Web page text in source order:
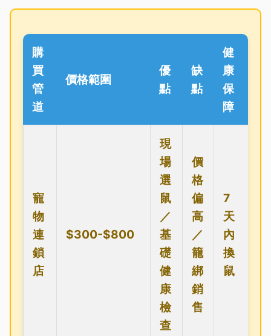
購
買
管
道
價格範圍
優
點
缺
點
健
康
保
障
寵
物
連
鎖
店
$300-$800
現
場
選
鼠
／
基
礎
健
康
檢
查
價
格
偏
高
／
籠
綁
銷
售
7
天
內
換
鼠